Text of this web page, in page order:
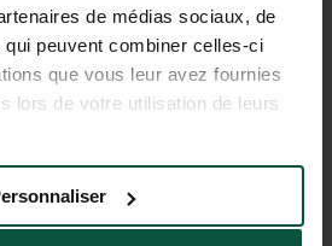
de médias sociaux, de
peuvent combiner celles-ci
que vous leur avez fournies
lors de votre utilisation de leurs